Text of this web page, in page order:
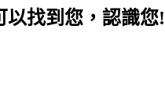
找到您，認識